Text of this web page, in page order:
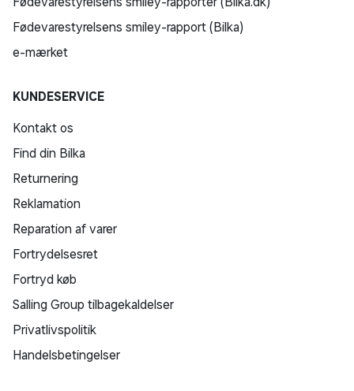
Fødevarestyrelsens smiley-rapport (Bilka)
e-mærket
KUNDESERVICE
Kontakt os
Find din Bilka
Returnering
Reklamation
Reparation af varer
Fortrydelsesret
Fortryd køb
Salling Group tilbagekaldelser
Privatlivspolitik
Handelsbetingelser